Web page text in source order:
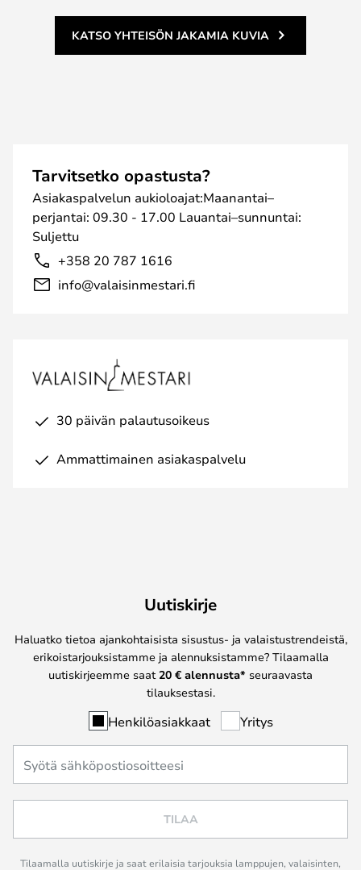
KATSO YHTEISÖN JAKAMIA KUVIA
Tarvitsetko opastusta?
Asiakaspalvelun aukioloajat:Maanantai–
perjantai: 09.30 - 17.00 Lauantai–sunnuntai:
Suljettu
+358 20 787 1616
info@valaisinmestari.fi
30 päivän palautusoikeus
Ammattimainen asiakaspalvelu
Uutiskirje
Haluatko tietoa ajankohtaisista sisustus- ja valaistustrendeistä,
erikoistarjouksistamme ja alennuksistamme? Tilaamalla
uutiskirjeemme saat 20 € alennusta* seuraavasta
tilauksestasi.
Henkilöasiakkaat Yritys
TILAA
Tilaamalla uutiskirje ja saat erilaisia tarjouksia lamppujen, valaisinten,